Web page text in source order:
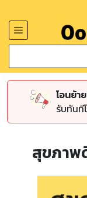
โอนย้า
รับทันที
สุขภาพ